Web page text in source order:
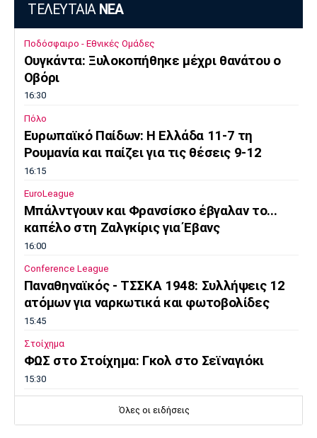
ΤΕΛΕΥΤΑΙΑ ΝΕΑ
Ποδόσφαιρο - Εθνικές Ομάδες
Ουγκάντα: Ξυλοκοπήθηκε μέχρι θανάτου ο
Οβόρι
16:30
Πόλο
Ευρωπαϊκό Παίδων: Η Ελλάδα 11-7 τη
Ρουμανία και παίζει για τις θέσεις 9-12
16:15
EuroLeague
Μπάλντγουιν και Φρανσίσκο έβγαλαν το...
καπέλο στη Ζαλγκίρις για Έβανς
16:00
Conference League
Παναθηναϊκός - ΤΣΣΚΑ 1948: Συλλήψεις 12
ατόμων για ναρκωτικά και φωτοβολίδες
15:45
Στοίχημα
ΦΩΣ στο Στοίχημα: Γκολ στο Σεϊναγιόκι
15:30
Ανοιχτή Θάλασσα: Εξαιρετική εμφάνιση και
Όλες οι ειδήσεις